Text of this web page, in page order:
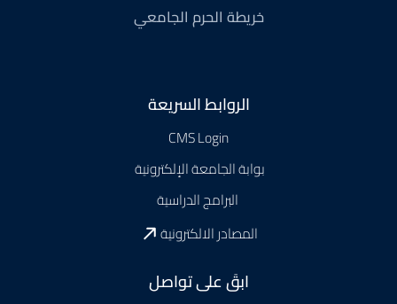
خريطة الحرم الجامعي
الروابط السريعة
CMS Login
بوابة الجامعة الإلكترونية
البرامج الدراسية
المصادر الالكترونية
ابقَ على تواصل